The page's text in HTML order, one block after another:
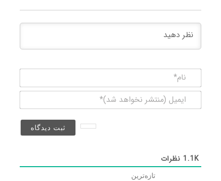
(منتشر
1.1K نظرات
تازه‌ترین